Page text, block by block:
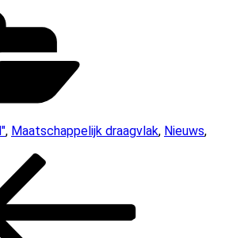
, Maatschappelijk draagvlak, Nieuws,